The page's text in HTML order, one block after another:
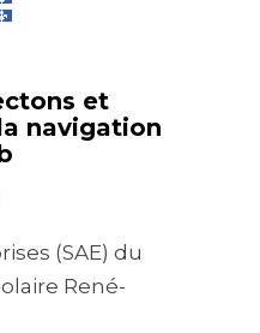
et
navigation
(SAE) du
René-